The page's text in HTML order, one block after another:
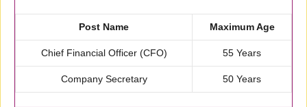
Post Name Maximum Age
Chief Financial Officer (CFO) 55 Years
Company Secretary 50 Years